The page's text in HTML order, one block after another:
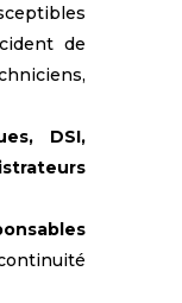
de
DSI,